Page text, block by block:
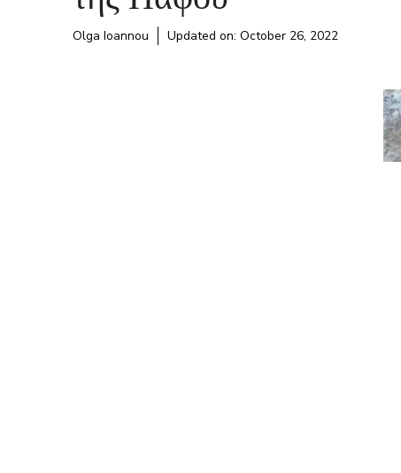
Olga Ioannou Updated on: October 26, 2022